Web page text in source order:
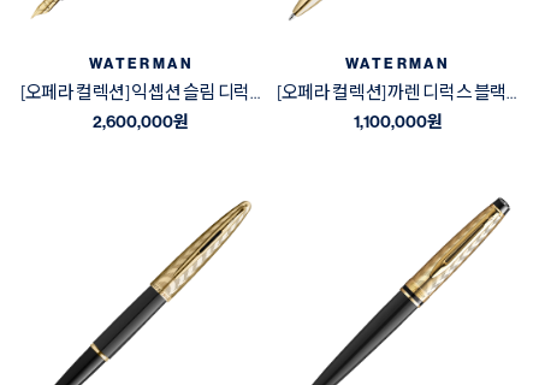
WATERMAN
[오페라 컬렉션] 익셉션 슬림 디럭스 블랙&골드 GT 만년필
2,600,000원
WATERMAN
[오페라 컬렉션] 까렌 디럭스 블랙&골드 GT 볼펜
1,100,000원